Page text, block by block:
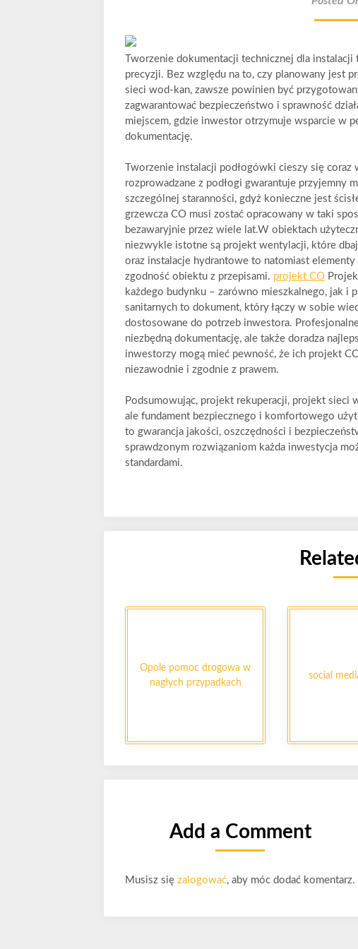
Tworzenie dokumentacji technicznej dla
precyzji. Bez względu na to, czy planowany jest
sieci wod-kan, zawsze powinien być
zagwarantować bezpieczeństwo i sprawność
miejscem, gdzie inwestor otrzymuje wsparcie w
dokumentację.
Tworzenie instalacji podłogówki cieszy się
rozprowadzane z podłogi gwarantuje przyjemny
szczególnej staranności, gdyż konieczne jest
grzewcza CO musi zostać opracowany w taki
bezawaryjnie przez wiele lat.W obiektach
niezwykle istotne są projekt wentylacji, które
oraz instalacje hydrantowe to natomiast
zgodność obiektu z przepisami. projekt CO
każdego budynku – zarówno mieszkalnego, jak i
sanitarnych to dokument, który łączy w sobie
dostosowane do potrzeb inwestora.
niezbędną dokumentację, ale także doradza
inwestorzy mogą mieć pewność, że ich projekt
niezawodnie i zgodnie z prawem.
Podsumowując, projekt rekuperacji, projekt
ale fundament bezpiecznego i komfortowego
to gwarancja jakości, oszczędności i
sprawdzonym rozwiązaniom każda inwestycja
standardami.
Opole pomoc drogowa w
nagłych przypadkach
social
Add a Comment
Musisz się zalogować, aby móc dodać komentarz.